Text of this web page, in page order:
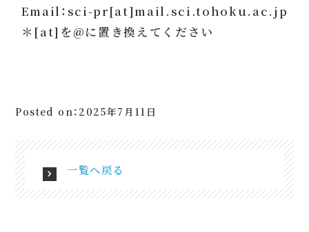
Email：sci-pr[at]mail.sci.tohoku.ac.jp
＊[at]を@に置き換えてください
Posted on：2025年7月11日
一覧へ戻る